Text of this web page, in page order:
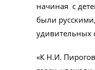
начиная с
были
удивительных
«К Н.И.